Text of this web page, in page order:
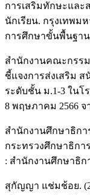
การเสริมทักษะและ
นักเรียน. กรุงเทพม
การศึกษาขั้นพื้นฐา
สำนักงานคณะกรร
ชี้แจงการส่งเสริม
ระดับชั้น ม.1-3 ในโ
8 พฤษภาคม 2566 จ
สำนักงานศึกษาธิกา
กระทรวงศึกษาธิกา
: สำนักงานศึกษาธิก
สุกัญญา แช่มช้อย.